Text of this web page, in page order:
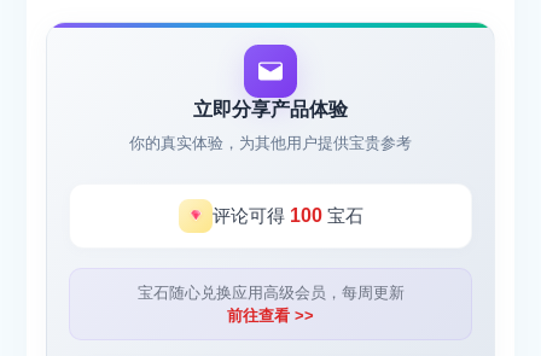
立即分享产品体验
你的真实体验，为其他用户提供宝贵参考
评论可得 100宝石
宝石随心兑换应用高级会员，每周更新
前往查看 >>